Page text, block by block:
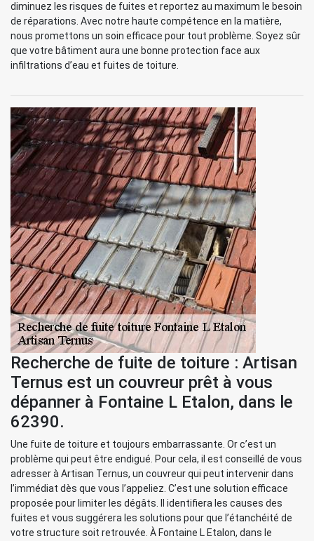
diminuez les risques de fuites et reportez au maximum le besoin
de réparations. Avec notre haute compétence en la matière,
nous promettons un soin efficace pour tout problème. Soyez sûr
que votre bâtiment aura une bonne protection face aux
infiltrations d’eau et fuites de toiture.
Recherche de fuite de toiture : Artisan
Ternus est un couvreur prêt à vous
dépanner à Fontaine L Etalon, dans le
62390.
Une fuite de toiture et toujours embarrassante. Or c’est un
problème qui peut être endigué. Pour cela, il est conseillé de vous
adresser à Artisan Ternus, un couvreur qui peut intervenir dans
l’immédiat dès que vous l’appeliez. C’est une solution efficace
proposée pour limiter les dégâts. Il identifiera les causes des
fuites et vous suggérera les solutions pour que l’étanchéité de
votre structure soit retrouvée. À Fontaine L Etalon, dans le